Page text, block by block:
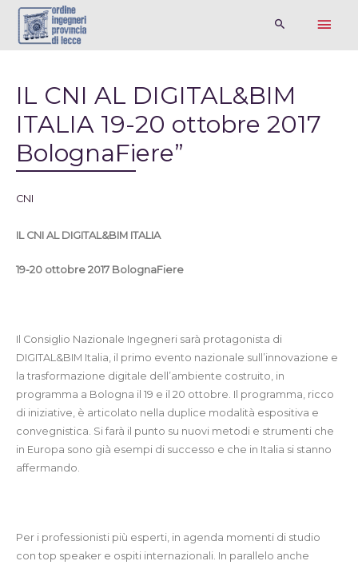
IL CNI AL DIGITAL&BIM
ITALIA 19-20 ottobre 2017
BolognaFiere”
CNI
IL CNI AL DIGITAL&BIM ITALIA
19-20 ottobre 2017 BolognaFiere
Il Consiglio Nazionale Ingegneri sarà protagonista di
DIGITAL&BIM Italia, il primo evento nazionale sull’innovazione e
la trasformazione digitale dell’ambiente costruito, in
programma a Bologna il 19 e il 20 ottobre. Il programma, ricco
di iniziative, è articolato nella duplice modalità espositiva e
convegnistica. Si farà il punto su nuovi metodi e strumenti che
in Europa sono già esempi di successo e che in Italia si stanno
affermando.
Per i professionisti più esperti, in agenda momenti di studio
con top speaker e ospiti internazionali. In parallelo anche